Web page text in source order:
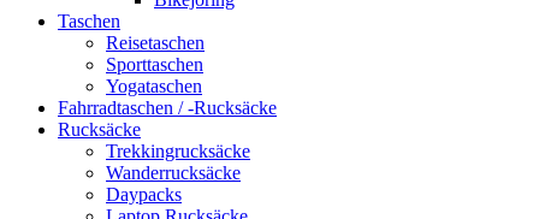
Taschen
Reisetaschen
Sporttaschen
Yogataschen
Fahrradtaschen / -Rucksäcke
Rucksäcke
Trekkingrucksäcke
Wanderrucksäcke
Daypacks